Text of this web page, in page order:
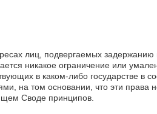
лиц, подвергаемых
никакое ограничение или
в каком-либо государстве в
на том основании, что эти
Своде принципов.